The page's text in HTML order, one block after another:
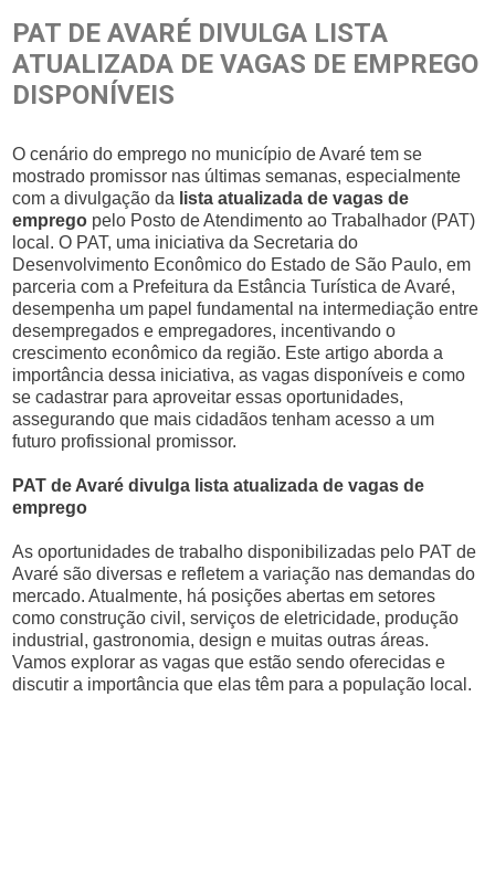
PAT DE AVARÉ DIVULGA LISTA
ATUALIZADA DE VAGAS DE EMPREGO
DISPONÍVEIS
O cenário do emprego no município de Avaré tem se
mostrado promissor nas últimas semanas, especialmente
com a divulgação da lista atualizada de vagas de
emprego pelo Posto de Atendimento ao Trabalhador (PAT)
local. O PAT, uma iniciativa da Secretaria do
Desenvolvimento Econômico do Estado de São Paulo, em
parceria com a Prefeitura da Estância Turística de Avaré,
desempenha um papel fundamental na intermediação entre
desempregados e empregadores, incentivando o
crescimento econômico da região. Este artigo aborda a
importância dessa iniciativa, as vagas disponíveis e como
se cadastrar para aproveitar essas oportunidades,
assegurando que mais cidadãos tenham acesso a um
futuro profissional promissor.
PAT de Avaré divulga lista atualizada de vagas de
emprego
As oportunidades de trabalho disponibilizadas pelo PAT de
Avaré são diversas e refletem a variação nas demandas do
mercado. Atualmente, há posições abertas em setores
como construção civil, serviços de eletricidade, produção
industrial, gastronomia, design e muitas outras áreas.
Vamos explorar as vagas que estão sendo oferecidas e
discutir a importância que elas têm para a população local.